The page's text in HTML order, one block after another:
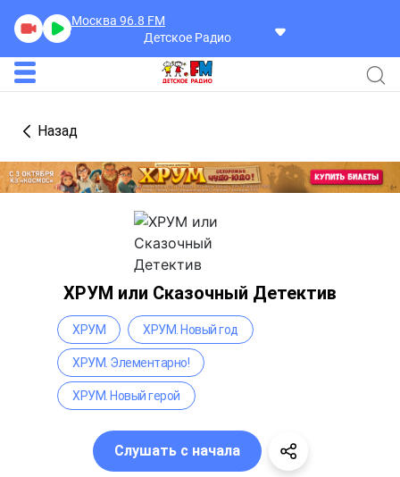
Москва 96.8 FM
Детское Радио
Назад
ХРУМ или Сказочный Детектив
ХРУМ ХРУМ. Новый год
ХРУМ. Элементарно!
ХРУМ. Новый герой
Слушать с начала